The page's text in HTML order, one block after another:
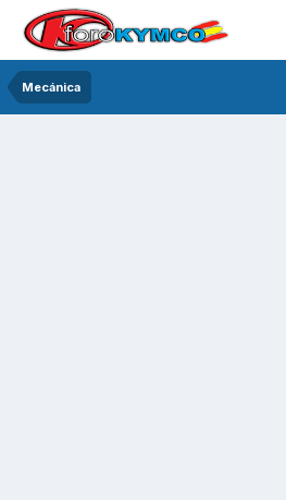
Mecánica